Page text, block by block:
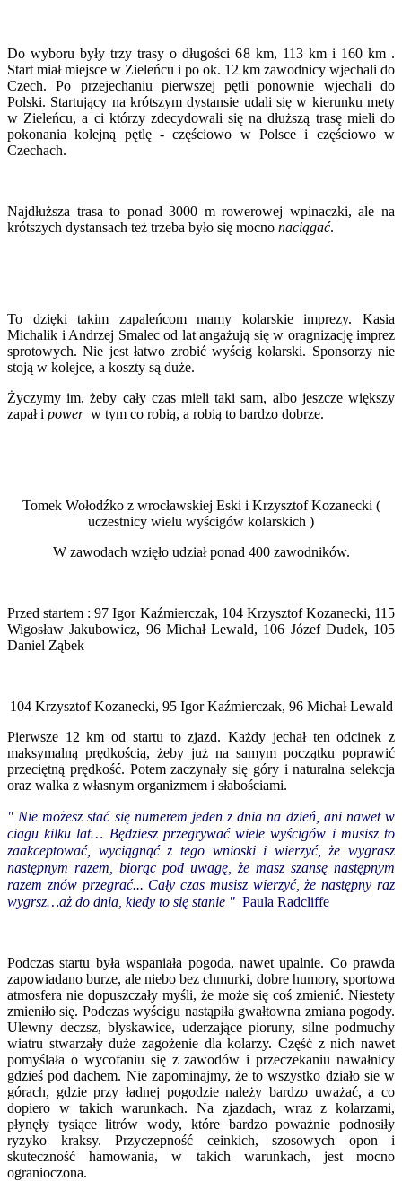
Do wyboru były trzy trasy o długości 68 km, 113 km i 160 km .
Start miał miejsce w Zieleńcu i po ok. 12 km zawodnicy wjechali do
Czech. Po przejechaniu pierwszej pętli ponownie wjechali do
Polski. Startujący na krótszym dystansie udali się w kierunku mety
w Zieleńcu, a ci którzy zdecydowali się na dłuższą trasę mieli do
pokonania kolejną pętlę - częściowo w Polsce i częściowo w
Czechach.
Najdłuższa trasa to ponad 3000 m rowerowej wpinaczki, ale na
krótszych dystansach też trzeba było się mocno naciągać.
To dzięki takim zapaleńcom mamy kolarskie imprezy. Kasia
Michalik i Andrzej Smalec od lat angażują się w oragnizację imprez
sprotowych. Nie jest łatwo zrobić wyścig kolarski. Sponsorzy nie
stoją w kolejce, a koszty są duże.
Życzymy im, żeby cały czas mieli taki sam, albo jeszcze większy
zapał i powerw tym co robią, a robią to bardzo dobrze.
Tomek Wołodźko z wrocławskiej Eski i Krzysztof Kozanecki (
uczestnicy wielu wyścigów kolarskich )
W zawodach wzięło udział ponad 400 zawodników.
Przed startem : 97 Igor Kaźmierczak, 104 Krzysztof Kozanecki, 115
Wigosław Jakubowicz, 96 Michał Lewald, 106 Józef Dudek, 105
Daniel Ząbek
104 Krzysztof Kozanecki, 95 Igor Kaźmierczak, 96 Michał Lewald
Pierwsze 12 km od startu to zjazd. Każdy jechał ten odcinek z
maksymalną prędkością, żeby już na samym początku poprawić
przeciętną prędkość. Potem zaczynały się góry i naturalna selekcja
oraz walka z własnym organizmem i słabościami.
" Nie możesz stać się numerem jeden z dnia na dzień, ani nawet w
ciagu kilku lat… Będziesz przegrywać wiele wyścigów i musisz to
zaakceptować, wyciągnąć z tego wnioski i wierzyć, że wygrasz
następnym razem, biorąc pod uwagę, że masz szansę następnym
razem znów przegrać... Cały czas musisz wierzyć, że następny raz
wygrsz…aż do dnia, kiedy to się stanie " Paula Radcliffe
Podczas startu była wspaniała pogoda, nawet upalnie. Co prawda
zapowiadano burze, ale niebo bez chmurki, dobre humory, sportowa
atmosfera nie dopuszczały myśli, że może się coś zmienić. Niestety
zmieniło się. Podczas wyścigu nastąpiła gwałtowna zmiana pogody.
Ulewny deczsz, błyskawice, uderzające pioruny, silne podmuchy
wiatru stwarzały duże zagożenie dla kolarzy. Część z nich nawet
pomyślała o wycofaniu się z zawodów i przeczekaniu nawałnicy
gdzieś pod dachem. Nie zapominajmy, że to wszystko działo sie w
górach, gdzie przy ładnej pogodzie należy bardzo uważać, a co
dopiero w takich warunkach. Na zjazdach, wraz z kolarzami,
płynęły tysiące litrów wody, które bardzo poważnie podnosiły
ryzyko kraksy. Przyczepność ceinkich, szosowych opon i
skuteczność hamowania, w takich warunkach, jest mocno
ogranioczona.